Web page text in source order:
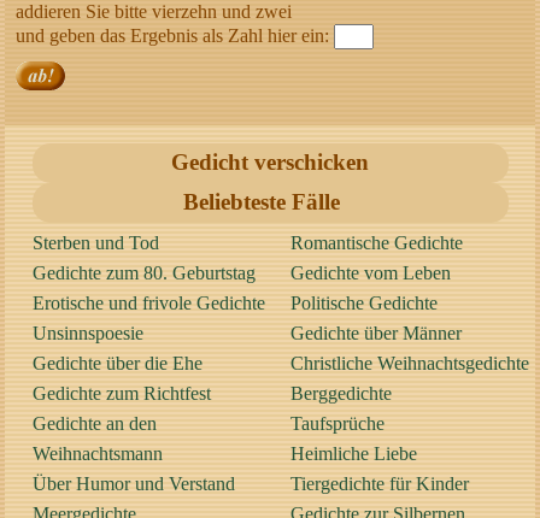
addieren Sie bitte vierzehn und zwei
und geben das Ergebnis als Zahl hier ein:
Gedicht verschicken
Beliebteste Fälle
Sterben und Tod
Gedichte zum 80. Geburtstag
Erotische und frivole Gedichte
Unsinnspoesie
Gedichte über die Ehe
Gedichte zum Richtfest
Gedichte an den
Weihnachtsmann
Über Humor und Verstand
Romantische Gedichte
Gedichte vom Leben
Politische Gedichte
Gedichte über Männer
Christliche Weihnachtsgedichte
Berggedichte
Taufsprüche
Heimliche Liebe
Tiergedichte für Kinder